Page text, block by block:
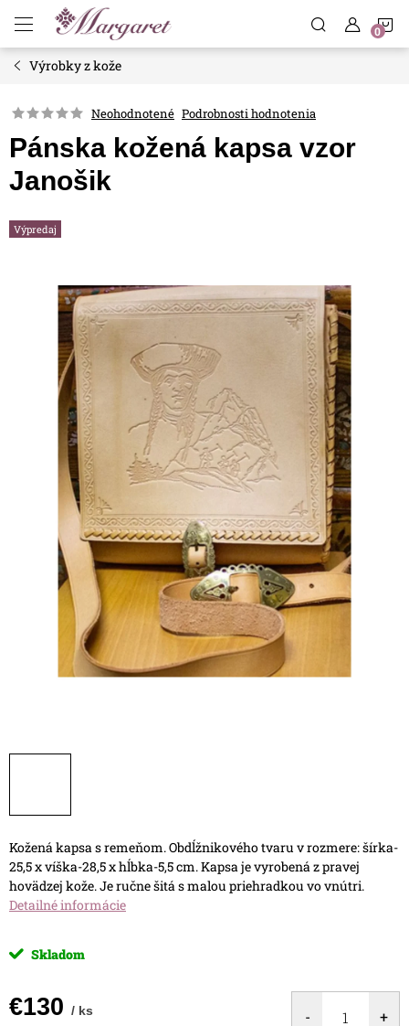
obsah
Výrobky z kože
Neohodnotené Podrobnosti hodnotenia
Pánska kožená kapsa vzor
Janošik
Výpredaj
Kožená kapsa s remeňom. Obdĺžnikového tvaru v rozmere: šírka-
25,5 x víška-28,5 x hĺbka-5,5 cm. Kapsa je vyrobená z pravej
hovädzej kože. Je ručne šitá s malou priehradkou vo vnútri.
Detailné informácie
Skladom
€130 / ks